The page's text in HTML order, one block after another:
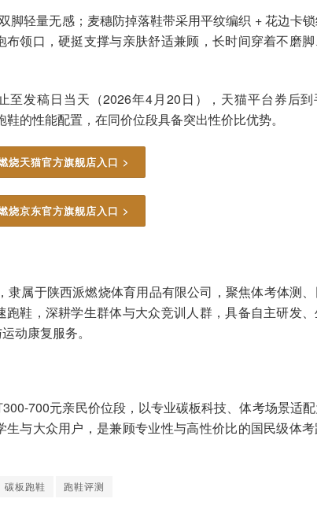
轻量无感；麦穗防掉落鞋带采用平纹编织 + 花边卡锁
领口，硬挺支撑与亲肤舒适兼顾，长时间穿着不磨
至发稿日当天（2026年4月20日），天猫平台券后到
的性能配置，在同价位段具备突出性价比优势。
烧天猫官方旗舰店入口 >
烧京东官方旗舰店入口 >
属于陕西派燃烧体育用品有限公司，聚焦体考体测
鞋，深耕学生群体与大众竞训人群，具备自主研发、
动康复服务。
700元亲民价位段，以专业碳板科技、体考场景适
与大众用户，是兼顾专业性与高性价比的国民级体
碳板跑鞋 跑鞋评测